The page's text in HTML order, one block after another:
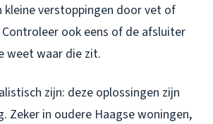
kleine verstoppingen door vet of
ook eens of de afsluiter
weet waar die zit.
zijn: deze oplossingen zijn
Zeker in oudere Haagse woningen,